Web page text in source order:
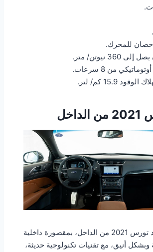
360 نيوتن/ متر.
من 8 سرعات.
15.9 كم/ لتر.
جاء تصميم فورد تورس 2021 من الداخل، بمقصورة داخلية
أنيق، مع تقنيات تكنولوجية حديثة،